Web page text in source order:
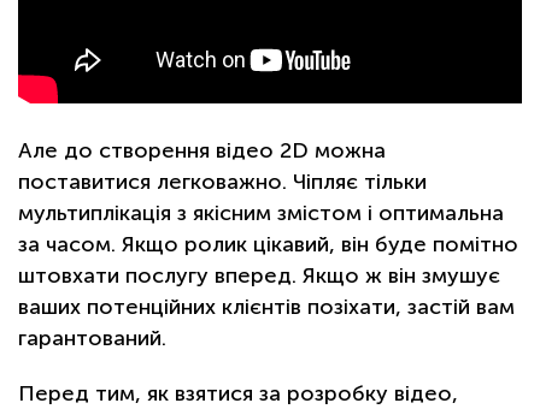
Але до створення відео 2D можна
поставитися легковажно. Чіпляє тільки
мультиплікація з якісним змістом і оптимальна
за часом. Якщо ролик цікавий, він буде помітно
штовхати послугу вперед. Якщо ж він змушує
ваших потенційних клієнтів позіхати, застій вам
гарантований.
Перед тим, як взятися за розробку відео,